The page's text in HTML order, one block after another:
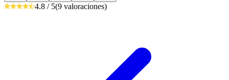
4.8 / 5(9 valoraciones)